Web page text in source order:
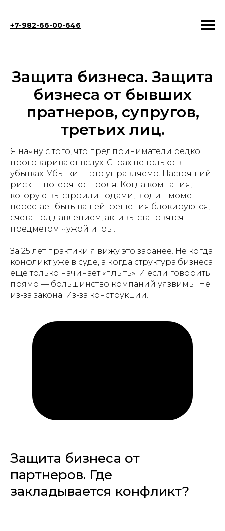
+7-982-66-00-646
Защита бизнеса. Защита
бизнеса от бывших
пратнеров, супругов,
третьих лиц.
Я начну с того, что предприниматели редко
проговаривают вслух. Страх не только в
убытках. Убытки — это управляемо. Настоящий
риск — потеря контроля. Когда компания,
которую вы строили годами, в один момент
перестает быть вашей: решения блокируются,
счета под давлением, активы становятся
предметом чужой игры.
За 25 лет практики я вижу это заранее. Не когда
конфликт уже в суде, а когда структура бизнеса
еще только начинает «плыть». И если говорить
прямо — большинство компаний уязвимы. Не
из-за закона. Из-за конструкции.
Защита бизнеса от
партнеров. Где
закладывается конфликт?